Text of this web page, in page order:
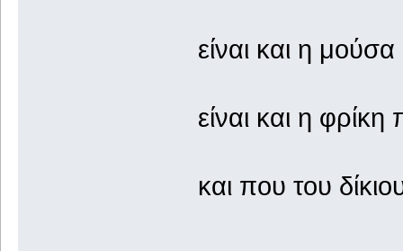
είναι και η
είναι και η
και που του